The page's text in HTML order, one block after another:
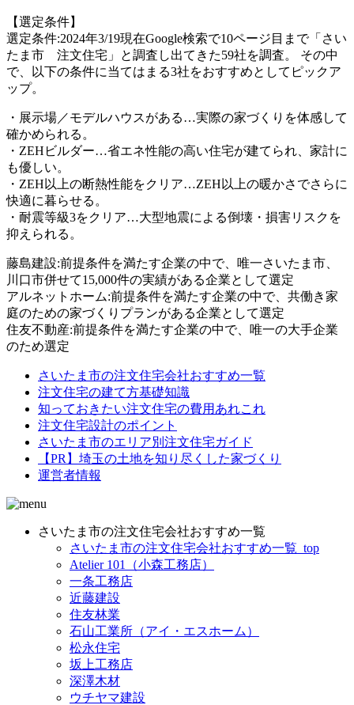
【選定条件】
選定条件:2024年3/19現在Google検索で10ページ目まで「さい
たま市 注文住宅」と調査し出てきた59社を調査。 その中
で、以下の条件に当てはまる3社をおすすめとしてピックア
ップ。
・展示場／モデルハウスがある…実際の家づくりを体感して
確かめられる。
・ZEHビルダー…省エネ性能の高い住宅が建てられ、家計に
も優しい。
・ZEH以上の断熱性能をクリア…ZEH以上の暖かさでさらに
快適に暮らせる。
・耐震等級3をクリア…大型地震による倒壊・損害リスクを
抑えられる。
藤島建設:前提条件を満たす企業の中で、唯一さいたま市、
川口市併せて15,000件の実績がある企業として選定
アルネットホーム:前提条件を満たす企業の中で、共働き家
庭のための家づくりプランがある企業として選定
住友不動産:前提条件を満たす企業の中で、唯一の大手企業
のため選定
さいたま市の注文住宅会社おすすめ一覧
注文住宅の建て方基礎知識
知っておきたい注文住宅の費用あれこれ
注文住宅設計のポイント
さいたま市のエリア別注文住宅ガイド
【PR】埼玉の土地を知り尽くした家づくり
運営者情報
さいたま市の注文住宅会社おすすめ一覧
さいたま市の注文住宅会社おすすめ一覧_top
Atelier 101（小森工務店）
一条工務店
近藤建設
住友林業
石山工業所（アイ・エスホーム）
松永住宅
坂上工務店
深澤木材
ウチヤマ建設